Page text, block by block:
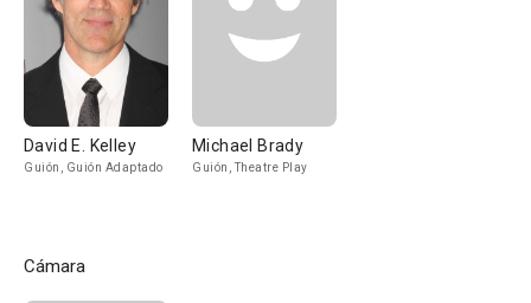
David E. Kelley
Guión, Guión Adaptado
Michael Brady
Guión, Theatre Play
Cámara